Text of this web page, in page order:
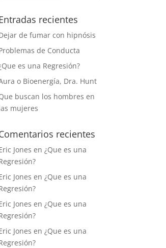
recientes
de fumar con hipnósis
de Conducta
es una Regresión?
o Bioenergía, Dra. Hunt
buscan los hombres en
mujeres
recientes
Jones en¿Que es una
Jones en¿Que es una
Jones en¿Que es una
Jones en¿Que es una